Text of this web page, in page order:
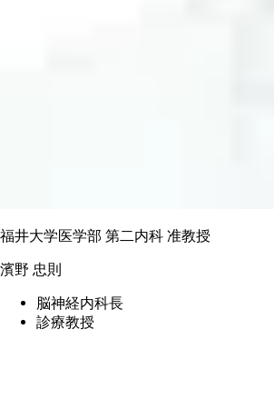
福井大学医学部 第二内科 准教授
濱野 忠則
脳神経内科長
診療教授